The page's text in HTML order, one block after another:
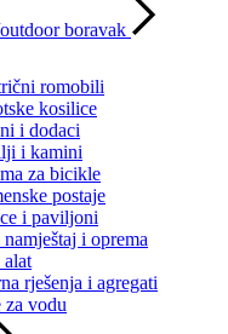
boravak
romobili
kosilice
i dodaci
i kamini
za bicikle
postaje
i paviljoni
i oprema
rješenja i agregati
za vodu